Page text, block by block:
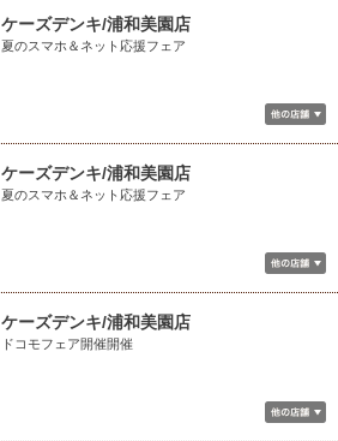
ケーズデンキ/浦和美園店
夏のスマホ＆ネット応援フェア
ケーズデンキ/浦和美園店
夏のスマホ＆ネット応援フェア
ケーズデンキ/浦和美園店
ドコモフェア開催開催